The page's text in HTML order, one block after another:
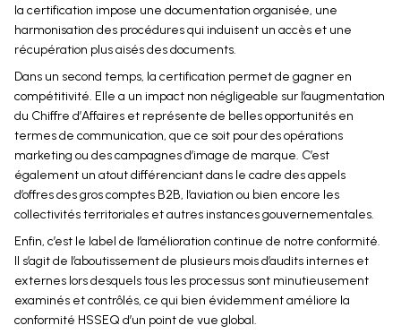
la certification impose une documentation organisée, une
harmonisation des procédures qui induisent un accès et une
récupération plus aisés des documents.
Dans un second temps, la certification permet de gagner en
compétitivité. Elle a un impact non négligeable sur l’augmentation
du Chiffre d’Affaires et représente de belles opportunités en
termes de communication, que ce soit pour des opérations
marketing ou des campagnes d’image de marque. C’est
également un atout différenciant dans le cadre des appels
d’offres des gros comptes B2B, l’aviation ou bien encore les
collectivités territoriales et autres instances gouvernementales.
Enfin, c’est le label de l’amélioration continue de notre conformité.
Il s’agit de l’aboutissement de plusieurs mois d’audits internes et
externes lors desquels tous les processus sont minutieusement
examinés et contrôlés, ce qui bien évidemment améliore la
conformité HSSEQ d’un point de vue global.